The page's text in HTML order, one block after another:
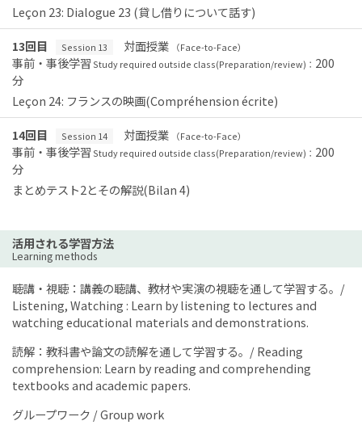
Leçon 23: Dialogue 23 (貸し借りについて話す)
13回目
Session 13 対面授業 （Face-to-Face）
事前・事後学習 Study required outside class(Preparation/review)： 200
分
Leçon 24: フランスの映画(Compréhension écrite)
14回目
Session 14 対面授業 （Face-to-Face）
事前・事後学習 Study required outside class(Preparation/review)： 200
分
まとめテスト2とその解説(Bilan 4)
活用される学習方法
Learning methods
聴講・視聴：講義の聴講、教材や実演の視聴を通して学習する。/
Listening, Watching : Learn by listening to lectures and
watching educational materials and demonstrations.
読解：教科書や論文の読解を通して学習する。/ Reading
comprehension: Learn by reading and comprehending
textbooks and academic papers.
グループワーク / Group work